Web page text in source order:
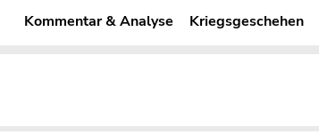
Kommentar & Analyse Kriegsgeschehen